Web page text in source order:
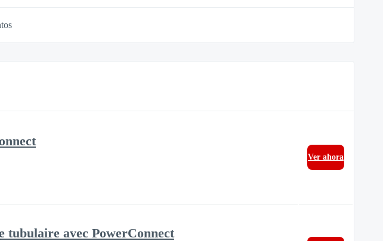
Ver ahora
tubulaire avec PowerConnect